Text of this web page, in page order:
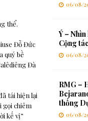
thể.
Đỗ Đức
quý bề
Đà
tái hiện lại
gọi chiêm
kế vị”
06/08/
Ý –
Cộng
06/08/
RMG –
thống
06/08/